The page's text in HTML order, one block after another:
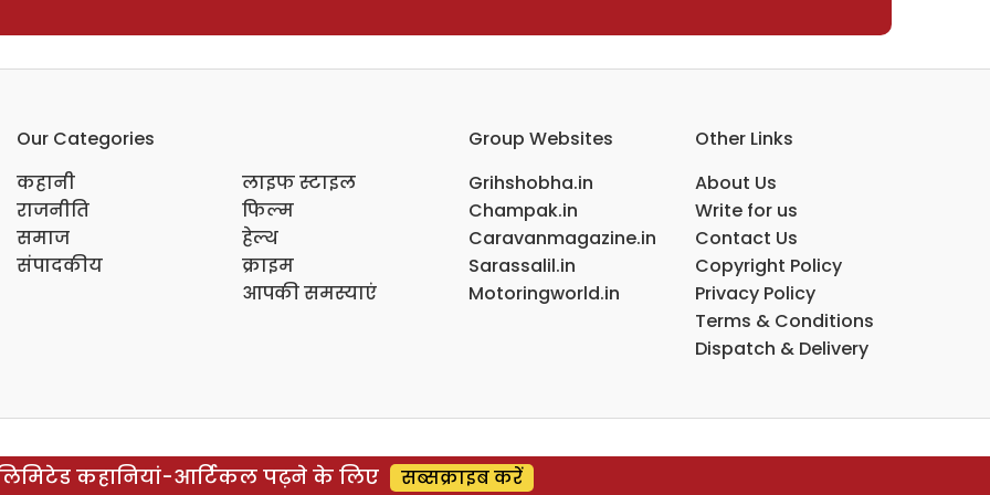
Our Categories
कहानी
राजनीति
समाज
संपादकीय
लाइफ स्टाइल
फिल्म
हेल्थ
क्राइम
आपकी समस्याएं
Group Websites
Grihshobha.in
Champak.in
Caravanmagazine.in
Sarassalil.in
Motoringworld.in
Other Links
About Us
Write for us
Contact Us
Copyright Policy
Privacy Policy
Terms & Conditions
Dispatch & Delivery
कहानियां-आर्टिकल पढ़ने के लिए सब्सक्राइब करें